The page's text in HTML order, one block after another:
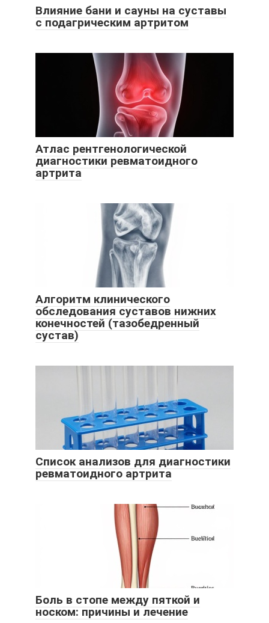
Влияние бани и сауны на суставы
с подагрическим артритом
Атлас рентгенологической
диагностики ревматоидного
артрита
Алгоритм клинического
обследования суставов нижних
конечностей (тазобедренный
сустав)
Список анализов для диагностики
ревматоидного артрита
Боль в стопе между пяткой и
носком: причины и лечение